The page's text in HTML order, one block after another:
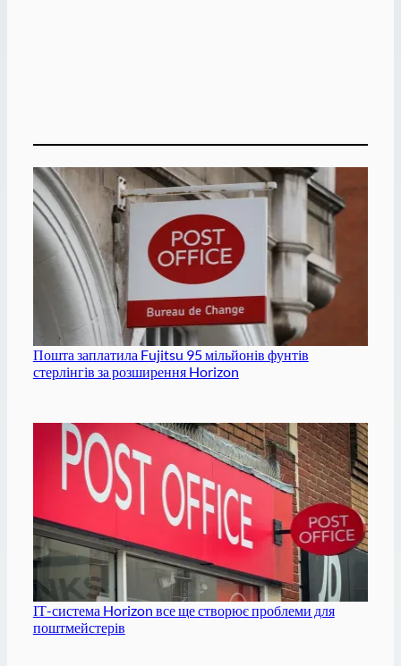
Пошта заплатила Fujitsu 95 мільйонів фунтів
стерлінгів за розширення Horizon
ІТ-система Horizon все ще створює проблеми для
поштмейстерів